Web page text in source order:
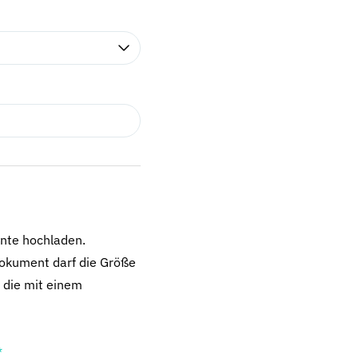
hochladen.
darf die Größe
die mit einem